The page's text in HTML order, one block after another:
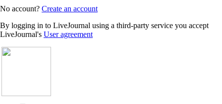
No account? Create an account
By logging in to LiveJournal using a third-party service you accept
LiveJournal's User agreement